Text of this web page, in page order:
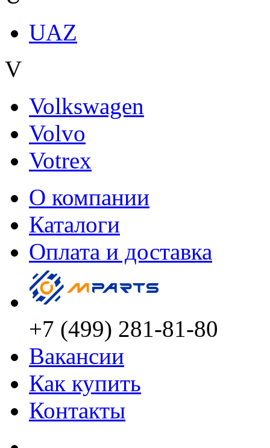
UAZ
V
Volkswagen
Volvo
Votrex
О компании
Каталоги
Оплата и доставка
+7 (499) 281-81-80
Вакансии
Как купить
Контакты